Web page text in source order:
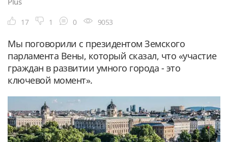
17 1 0 9053
Мы поговорили с президентом Земского
парламента Вены, который сказал, что «участие
граждан в развитии умного города - это
ключевой момент».